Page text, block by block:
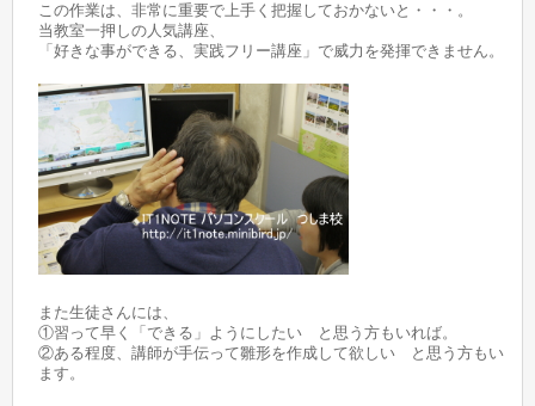
この作業は、非常に重要で上手く把握しておかないと・・・。
当教室一押しの人気講座、
「好きな事ができる、実践フリー講座」で威力を発揮できません。
また生徒さんには、
①習って早く「できる」ようにしたい と思う方もいれば。
②ある程度、講師が手伝って雛形を作成して欲しい と思う方もい
ます。